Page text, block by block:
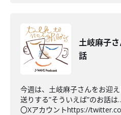
土岐麻子
話
今週は、土岐麻子さんをお迎
送りする”そういえば”のお話
〇Xアカウントhttps://